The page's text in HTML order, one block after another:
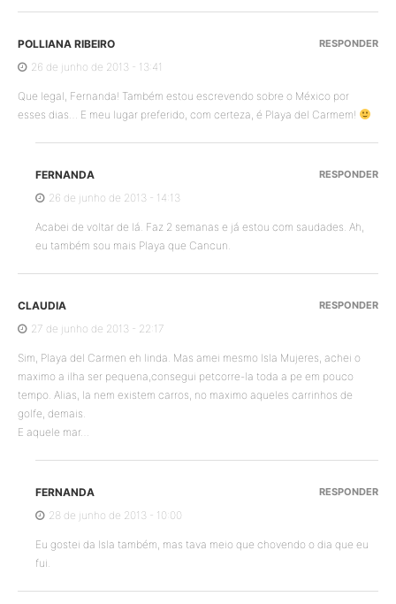
POLLIANA RIBEIRO
26 de junho de 2013 - 13:41
Que legal, Fernanda! Também estou escrevendo sobre o México por
esses dias… E meu lugar preferido, com certeza, é Playa del Carmem!
RESPONDER
FERNANDA
26 de junho de 2013 - 14:13
Acabei de voltar de lá. Faz 2 semanas e já estou com saudades. Ah,
eu também sou mais Playa que Cancun.
RESPONDER
CLAUDIA
27 de junho de 2013 - 22:17
Sim, Playa del Carmen eh linda. Mas amei mesmo Isla Mujeres, achei o
maximo a ilha ser pequena,consegui petcorre-la toda a pe em pouco
tempo. Alias, la nem existem carros, no maximo aqueles carrinhos de
golfe, demais.
E aquele mar…
RESPONDER
FERNANDA
28 de junho de 2013 - 10:00
Eu gostei da Isla também, mas tava meio que chovendo o dia que eu
fui.
RESPONDER